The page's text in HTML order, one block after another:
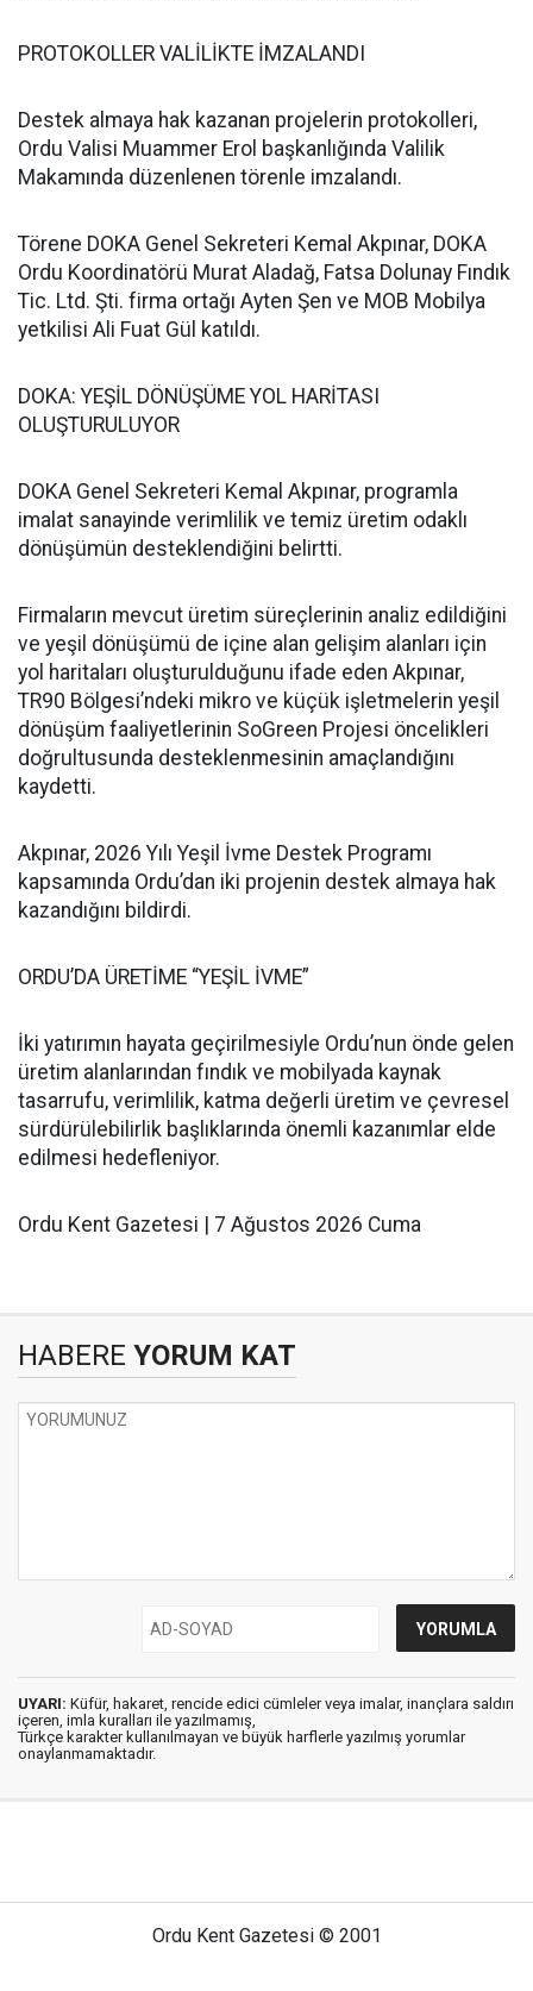
PROTOKOLLER VALİLİKTE İMZALANDI
Destek almaya hak kazanan projelerin protokolleri,
Ordu Valisi Muammer Erol başkanlığında Valilik
Makamında düzenlenen törenle imzalandı.
Törene DOKA Genel Sekreteri Kemal Akpınar, DOKA
Ordu Koordinatörü Murat Aladağ, Fatsa Dolunay Fındık
Tic. Ltd. Şti. firma ortağı Ayten Şen ve MOB Mobilya
yetkilisi Ali Fuat Gül katıldı.
DOKA: YEŞİL DÖNÜŞÜME YOL HARİTASI
OLUŞTURULUYOR
DOKA Genel Sekreteri Kemal Akpınar, programla
imalat sanayinde verimlilik ve temiz üretim odaklı
dönüşümün desteklendiğini belirtti.
Firmaların mevcut üretim süreçlerinin analiz edildiğini
ve yeşil dönüşümü de içine alan gelişim alanları için
yol haritaları oluşturulduğunu ifade eden Akpınar,
TR90 Bölgesi’ndeki mikro ve küçük işletmelerin yeşil
dönüşüm faaliyetlerinin SoGreen Projesi öncelikleri
doğrultusunda desteklenmesinin amaçlandığını
kaydetti.
Akpınar, 2026 Yılı Yeşil İvme Destek Programı
kapsamında Ordu’dan iki projenin destek almaya hak
kazandığını bildirdi.
ORDU’DA ÜRETİME “YEŞİL İVME”
İki yatırımın hayata geçirilmesiyle Ordu’nun önde gelen
üretim alanlarından fındık ve mobilyada kaynak
tasarrufu, verimlilik, katma değerli üretim ve çevresel
sürdürülebilirlik başlıklarında önemli kazanımlar elde
edilmesi hedefleniyor.
Ordu Kent Gazetesi | 7 Ağustos 2026 Cuma
HABERE YORUM KAT
UYARI: Küfür, hakaret, rencide edici cümleler veya imalar, inançlara saldırı
içeren, imla kuralları ile yazılmamış,
Türkçe karakter kullanılmayan ve büyük harflerle yazılmış yorumlar
onaylanmamaktadır.
Ordu Kent Gazetesi © 2001